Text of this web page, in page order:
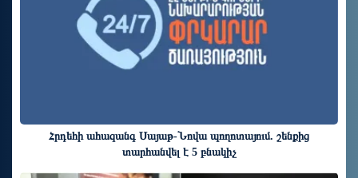
Հրդեհի ահազանգ Սայաթ-Նովա պողոտայում. շենքից
տարհանվել է 5 բնակիչ